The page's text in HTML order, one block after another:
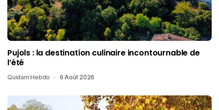
Pujols : la destination culinaire incontournable de
l’été
Quidam Hebdo 6 Août 2026